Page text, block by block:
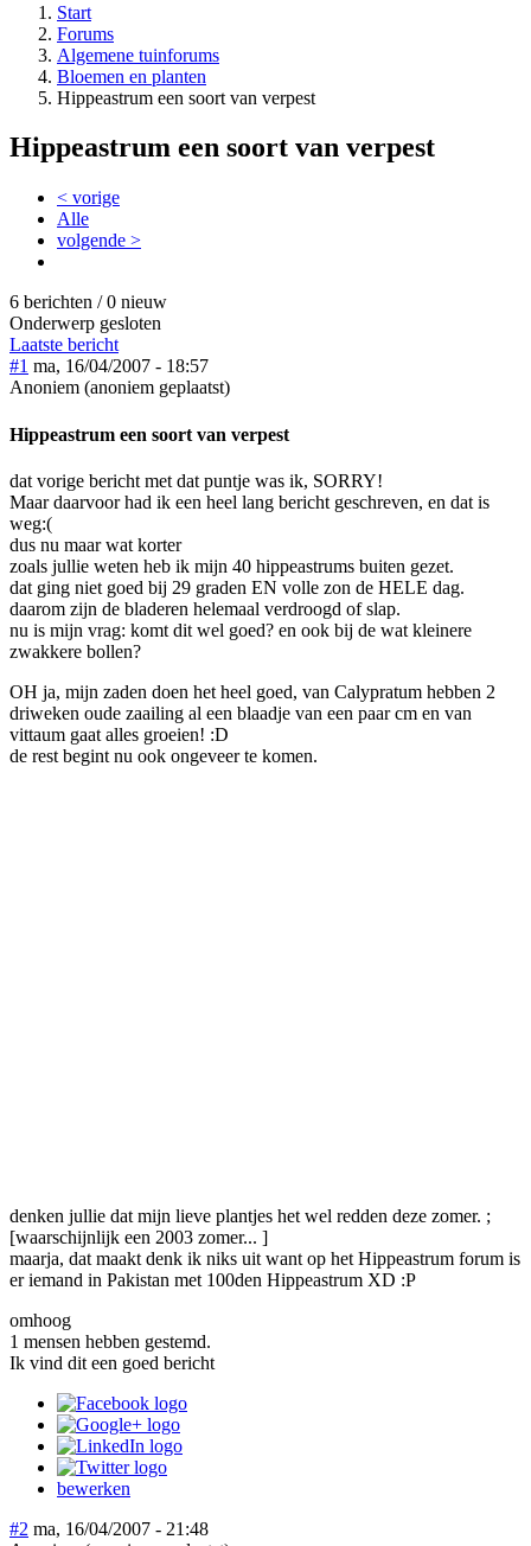
Start
Forums
Algemene tuinforums
Bloemen en planten
Hippeastrum een soort van verpest
Hippeastrum een soort van verpest
< vorige
Alle
volgende >
6 berichten / 0 nieuw
Onderwerp gesloten
Laatste bericht
#1 ma, 16/04/2007 - 18:57
Anoniem (anoniem geplaatst)
Hippeastrum een soort van verpest
dat vorige bericht met dat puntje was ik, SORRY!
Maar daarvoor had ik een heel lang bericht geschreven, en dat is
weg:(
dus nu maar wat korter
zoals jullie weten heb ik mijn 40 hippeastrums buiten gezet.
dat ging niet goed bij 29 graden EN volle zon de HELE dag.
daarom zijn de bladeren helemaal verdroogd of slap.
nu is mijn vrag: komt dit wel goed? en ook bij de wat kleinere
zwakkere bollen?
OH ja, mijn zaden doen het heel goed, van Calypratum hebben 2
driweken oude zaailing al een blaadje van een paar cm en van
vittaum gaat alles groeien! :D
de rest begint nu ook ongeveer te komen.
denken jullie dat mijn lieve plantjes het wel redden deze zomer. ;
[waarschijnlijk een 2003 zomer... ]
maarja, dat maakt denk ik niks uit want op het Hippeastrum forum is
er iemand in Pakistan met 100den Hippeastrum XD :P
omhoog
1 mensen hebben gestemd.
Ik vind dit een goed bericht
bewerken
#2 ma, 16/04/2007 - 21:48